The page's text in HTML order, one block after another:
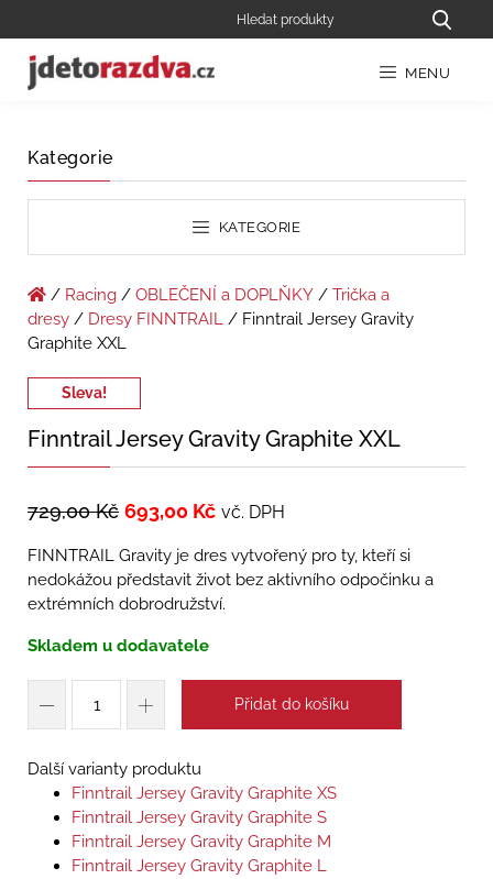
MENU
Kategorie
KATEGORIE
/ Racing / OBLEČENÍ a DOPLŇKY / Trička a
dresy / Dresy FINNTRAIL / Finntrail Jersey Gravity
Graphite XXL
Sleva!
Finntrail Jersey Gravity Graphite XXL
729,00Kč 693,00 Kč vč. DPH
FINNTRAIL Gravity je dres vytvořený pro ty, kteří si
nedokážou představit život bez aktivního odpočinku a
extrémních dobrodružství.
Skladem u dodavatele
Přidat do košíku
Další varianty produktu
Finntrail Jersey Gravity Graphite XS
Finntrail Jersey Gravity Graphite S
Finntrail Jersey Gravity Graphite M
Finntrail Jersey Gravity Graphite L